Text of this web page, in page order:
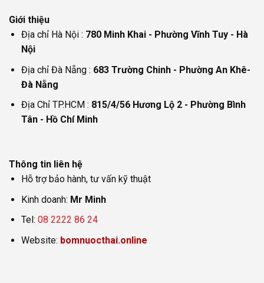
Giới thiệu
Địa chỉ Hà Nội : 780 Minh Khai - Phường Vĩnh Tuy - Hà
Nội
Địa chỉ Đà Nẵng : 683 Trường Chinh - Phường An Khê-
Đà Nẵng
Địa Chỉ TP.HCM : 815/4/56 Hương Lộ 2 - Phường Bình
Tân - Hồ Chí Minh
Thông tin liên hệ
Hỗ trợ bảo hành, tư vấn kỹ thuật
Kinh doanh: Mr Minh
Tel: 08 2222 86 24
Website: bomnuocthai.online